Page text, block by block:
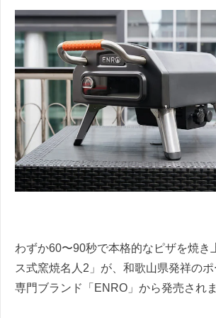
わずか60〜90秒で本格的なピザを焼き
ス式窯焼名人2」が、和歌山県発祥の
専門ブランド「ENRO」から発売されま